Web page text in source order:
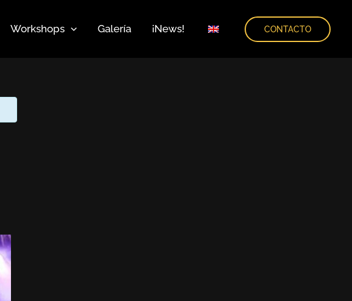
Workshops Galería ¡News! CONTACTO